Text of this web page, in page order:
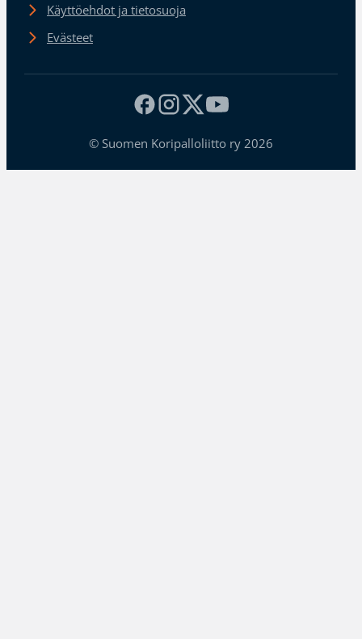
Käyttöehdot ja tietosuoja
Evästeet
© Suomen Koripalloliitto ry 2026